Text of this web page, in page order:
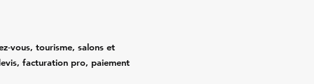
tourisme, salons et
facturation pro, paiement